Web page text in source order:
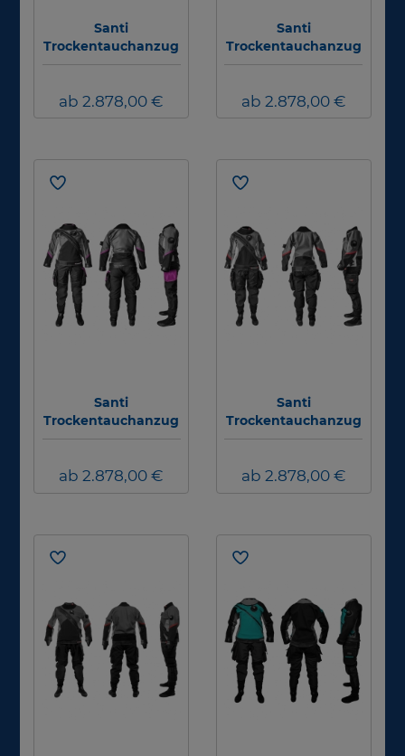
Santi
Trockentauchanzug
E.LITE - Damen
ab 2.878,00 €
Santi
Trockentauchanzug
E.LITE - Herren
ab 2.878,00 €
Santi
Trockentauchanzug
E.MOTION Plus
ab 2.878,00 €
Santi
Trockentauchanzug
E.MOTION Plus -
ab 2.878,00 €